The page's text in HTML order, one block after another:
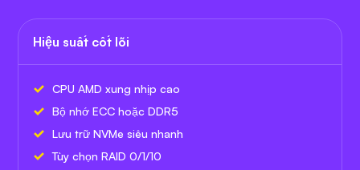
Hiệu suất cốt lõi
CPU AMD xung nhịp cao
Bộ nhớ ECC hoặc DDR5
Lưu trữ NVMe siêu nhanh
Tùy chọn RAID 0/1/10